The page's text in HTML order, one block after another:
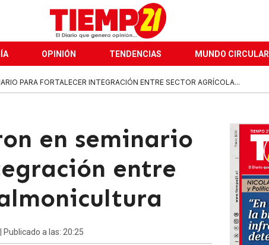
OPINIÓN TENDENCIAS MUNDO CIRCULAR
PARA FORTALECER INTEGRACIÓN ENTRE SECTOR AGRÍCOLA...
en seminario
entre
| Publicado a las: 20:25